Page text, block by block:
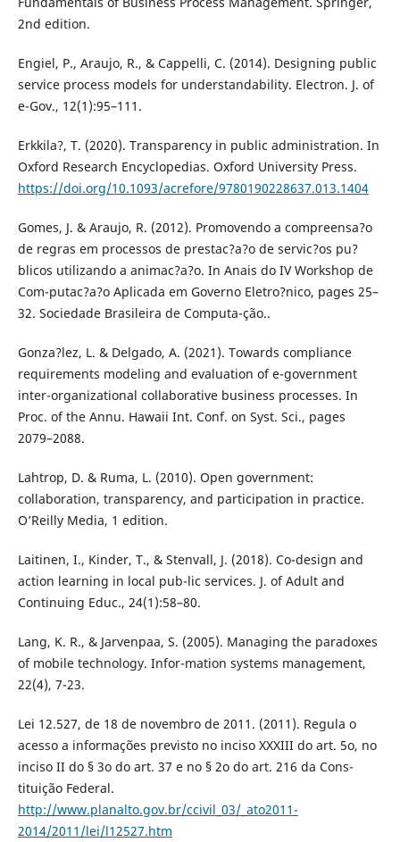
2nd edition.
Engiel, P., Araujo, R., & Cappelli, C. (2014). Designing public
service process models for understandability. Electron. J. of
e-Gov., 12(1):95–111.
Erkkila?, T. (2020). Transparency in public administration. In
Oxford Research Encyclopedias. Oxford University Press.
https://doi.org/10.1093/acrefore/9780190228637.013.1404
Gomes, J. & Araujo, R. (2012). Promovendo a compreensa?o
de regras em processos de prestac?a?o de servic?os pu?
blicos utilizando a animac?a?o. In Anais do IV Workshop de
Com-putac?a?o Aplicada em Governo Eletro?nico, pages 25–
32. Sociedade Brasileira de Computa-ção..
Gonza?lez, L. & Delgado, A. (2021). Towards compliance
requirements modeling and evaluation of e-government
inter-organizational collaborative business processes. In
Proc. of the Annu. Hawaii Int. Conf. on Syst. Sci., pages
2079–2088.
Lahtrop, D. & Ruma, L. (2010). Open government:
collaboration, transparency, and participation in practice.
O’Reilly Media, 1 edition.
Laitinen, I., Kinder, T., & Stenvall, J. (2018). Co-design and
action learning in local pub-lic services. J. of Adult and
Continuing Educ., 24(1):58–80.
Lang, K. R., & Jarvenpaa, S. (2005). Managing the paradoxes
of mobile technology. Infor-mation systems management,
22(4), 7-23.
Lei 12.527, de 18 de novembro de 2011. (2011). Regula o
acesso a informações previsto no inciso XXXIII do art. 5o, no
inciso II do § 3o do art. 37 e no § 2o do art. 216 da Cons-
tituição Federal.
http://www.planalto.gov.br/ccivil_03/_ato2011-
2014/2011/lei/l12527.htm